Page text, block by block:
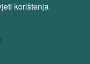
korištenja